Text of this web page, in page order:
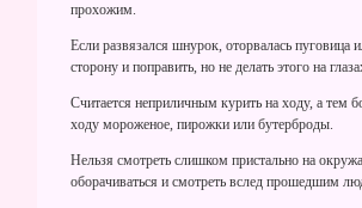
прохожим.
Если развязался шнурок, оторвалась пуговица
сторону и поправить, но не делать этого на
Считается неприличным курить на ходу, а тем
ходу мороженое, пирожки или бутерброды.
Нельзя смотреть слишком пристально на
оборачиваться и смотреть вслед прошедшим